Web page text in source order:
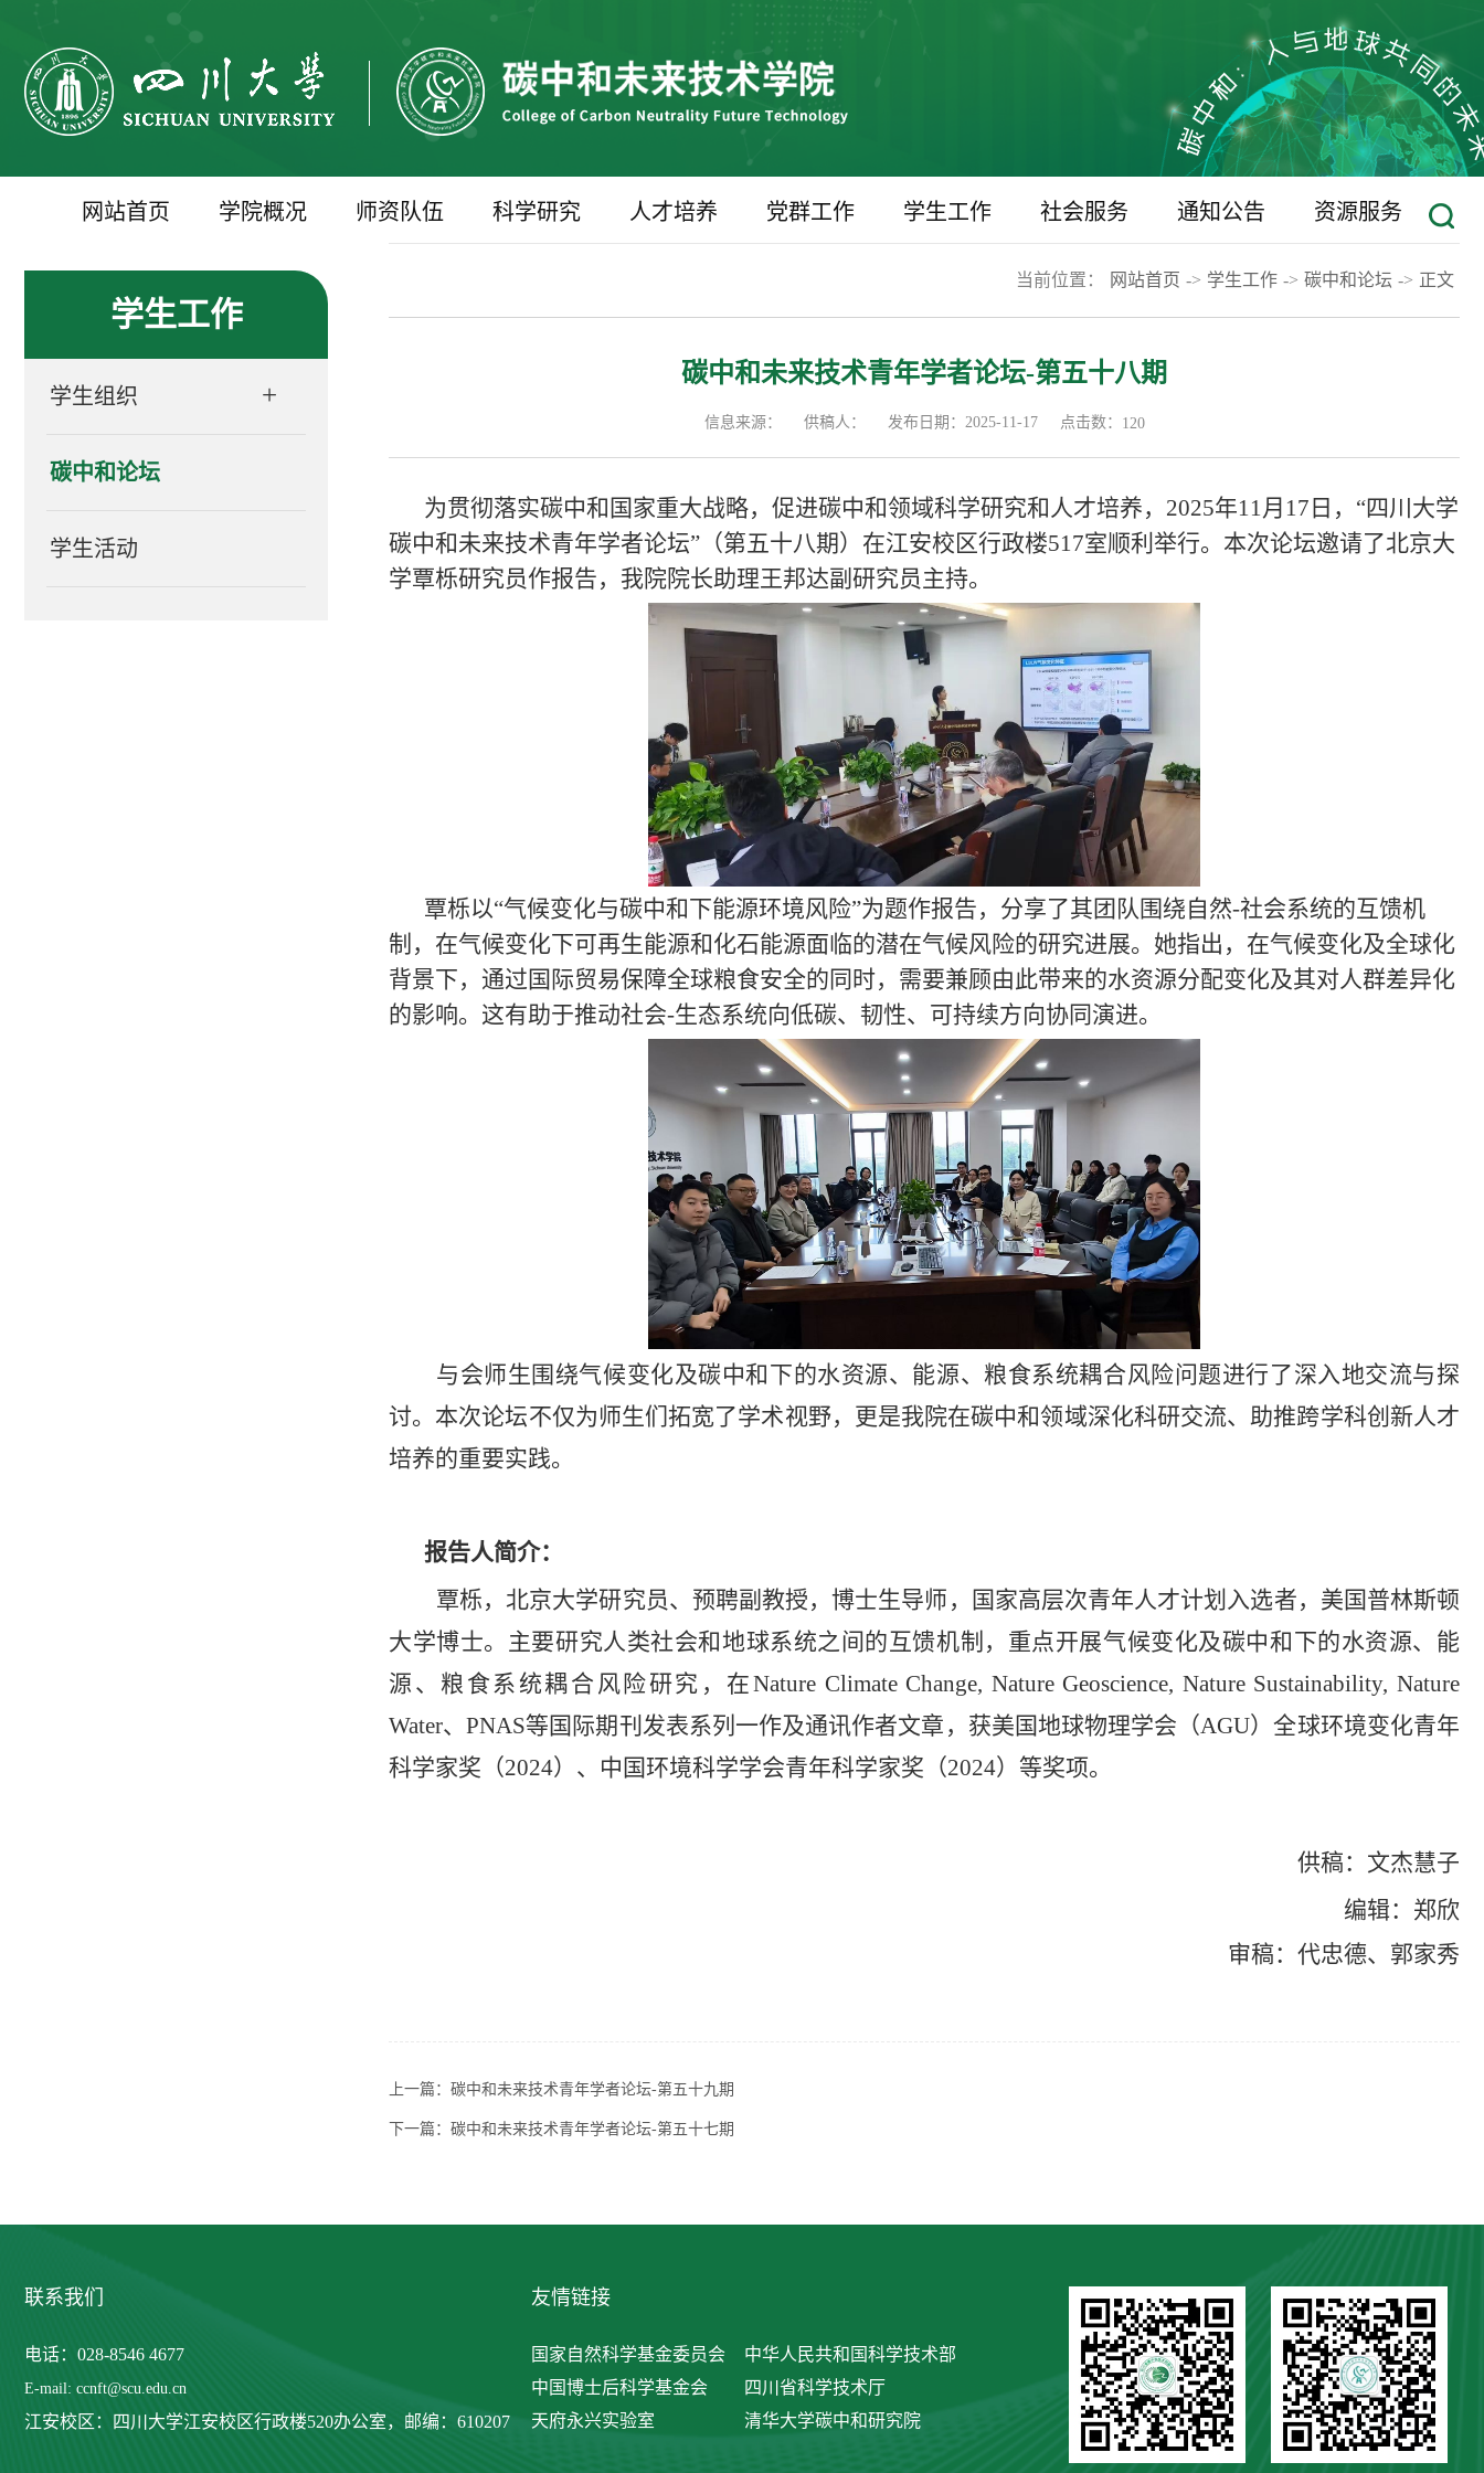
网站首页 学院概况 师资队伍 科学研究 人才培养 党群工作 学生工作 社会服务 通知公告 资源服务
学生工作
学生组织 +
碳中和论坛
学生活动
当前位置： 网站首页 -> 学生工作 -> 碳中和论坛 -> 正文
碳中和未来技术青年学者论坛-第五十八期
信息来源： 供稿人： 发布日期：2025-11-17 点击数： 120
为贯彻落实碳中和国家重大战略，促进碳中和领域科学研究和人才培养， 2025年11月17日，“四川大学
碳中和未来技术青年学者论坛”（第五十八期）在江安校区行政楼517室顺利举行。本次论坛邀请了北京大
学覃栎研究员作报告，我院院长助理王邦达副研究员主持。
覃栎以“气候变化与碳中和下能源环境风险”为题作报告，分享了其团队围绕自然-社会系统的互馈机
制，在气候变化下可再生能源和化石能源面临的潜在气候风险的研究进展。她指出，在气候变化及全球化
背景下，通过国际贸易保障全球粮食安全的同时，需要兼顾由此带来的水资源分配变化及其对人群差异化
的影响。这有助于推动社会-生态系统向低碳、韧性、可持续方向协同演进。
与会师生围绕气候变化及碳中和下的水资源、能源、粮食系统耦合风险问题进行了深入地交流与探
讨。本次论坛不仅为师生们拓宽了学术视野，更是我院在碳中和领域深化科研交流、助推跨学科创新人才
培养的重要实践。
报告人简介：
覃栎，北京大学研究员、预聘副教授，博士生导师，国家高层次青年人才计划入选者，美国普林斯顿
大学博士。主要研究人类社会和地球系统之间的互馈机制，重点开展气候变化及碳中和下的水资源、能
源、粮食系统耦合风险研究，在Nature Climate Change, Nature Geoscience, Nature Sustainability, Nature
Water、PNAS等国际期刊发表系列一作及通讯作者文章，获美国地球物理学会（AGU）全球环境变化青年
科学家奖（2024）、中国环境科学学会青年科学家奖（2024）等奖项。
供稿：文杰慧子
编辑：郑欣
审稿：代忠德、郭家秀
上一篇： 碳中和未来技术青年学者论坛-第五十九期
下一篇： 碳中和未来技术青年学者论坛-第五十七期
联系我们
电话：028-8546 4677
E-mail: ccnft@scu.edu.cn
江安校区：四川大学江安校区行政楼520办公室， 邮编：610207
友情链接
国家自然科学基金委员会
中华人民共和国科学技术部
中国博士后科学基金会
四川省科学技术厅
天府永兴实验室
清华大学碳中和研究院